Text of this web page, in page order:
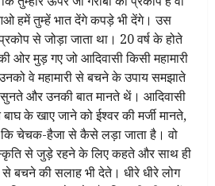
हमें तुम्हें भात देंगे कपड़े भी देंगे। उस
से जोड़ा जाता था। 20 वर्ष के होते
ओर मुड़ गए जो आदिवासी किसी महामारी
वे महामारी से बचने के उपाय समझाते
और उनकी बात मानते थें। आदिवासी
के खाए जाने को ईश्वर की मर्जी मानते,
कि चेचक-हैजा से कैसे लड़ा जाता है। वो
से जुड़े रहने के लिए कहते और साथ ही
बचने की सलाह भी देते। धीरे धीरे लोग